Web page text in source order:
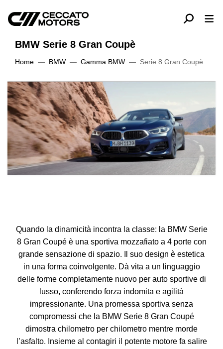
BMW Serie 8 Gran Coupè
Home BMW Gamma BMW Serie 8 Gran Coupè
Quando la dinamicità incontra la classe: la BMW Serie
8 Gran Coupé è una sportiva mozzafiato a 4 porte con
grande sensazione di spazio. Il suo design è estetica
in una forma coinvolgente. Dà vita a un linguaggio
delle forme completamente nuovo per auto sportive di
lusso, conferendo forza indomita e agilità
impressionante. Una promessa sportiva senza
compromessi che la BMW Serie 8 Gran Coupé
dimostra chilometro per chilometro mentre morde
l’asfalto. Insieme al contagiri il potente motore fa salire